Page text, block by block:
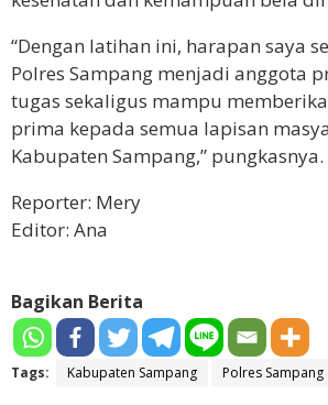
“Dengan latihan ini, harapan saya
Polres Sampang menjadi anggota
tugas sekaligus mampu
prima kepada semua lapisan
Kabupaten Sampang,” pungkasnya.
Reporter: Mery
Editor: Ana
Bagikan Berita
Tags: Kabupaten Sampang Polres Sampang